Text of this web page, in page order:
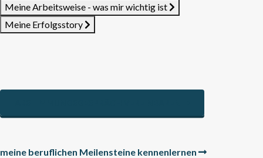
Meine Arbeitsweise - was mir wichtig ist
Meine Erfolgsstory
meine beruflichen Meilensteine kennenlernen